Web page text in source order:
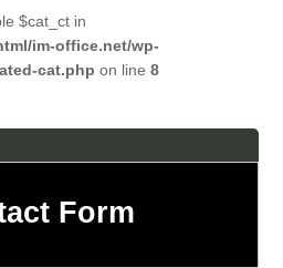
$cat_ct in
im-office.net/wp-
cat.php on line8
Form